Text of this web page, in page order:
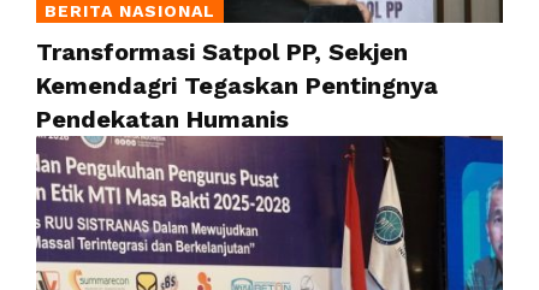
BERITA NASIONAL
Transformasi Satpol PP, Sekjen
Kemendagri Tegaskan Pentingnya
Pendekatan Humanis